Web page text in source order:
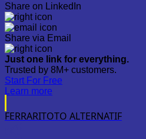
Share on LinkedIn
Share via Email
Just one link for everything.
Trusted by 8M+ customers.
Start For Free
Learn more
FERRARITOTO ALTERNATIF